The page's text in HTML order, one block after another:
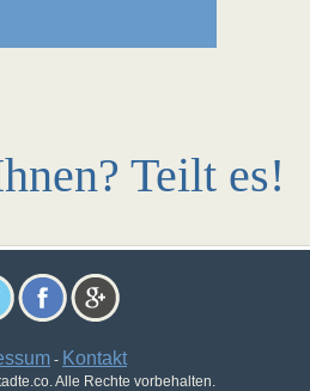
Teilt es!
- Kontakt
Alle Rechte vorbehalten.